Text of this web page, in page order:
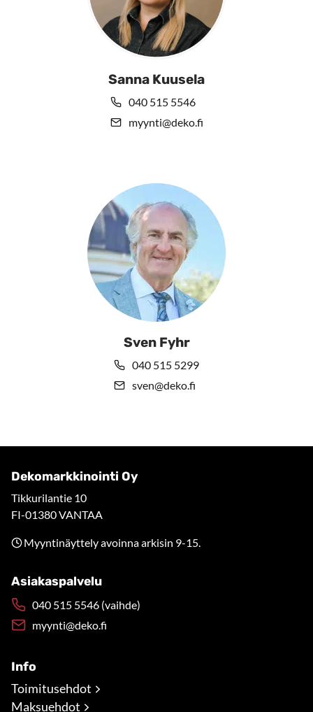
Sanna Kuusela
040 515 5546
myynti@deko.fi
Sven Fyhr
040 515 5299
sven@deko.fi
Dekomarkkinointi Oy
Tikkurilantie 10
FI-01380 VANTAA
Myyntinäyttely avoinna arkisin 9-15.
Asiakaspalvelu
040 515 5546 (vaihde)
myynti@deko.fi
Info
Toimitusehdot
Maksuehdot